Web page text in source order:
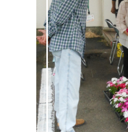
城南びと
城南グッズ
お問い合わせ